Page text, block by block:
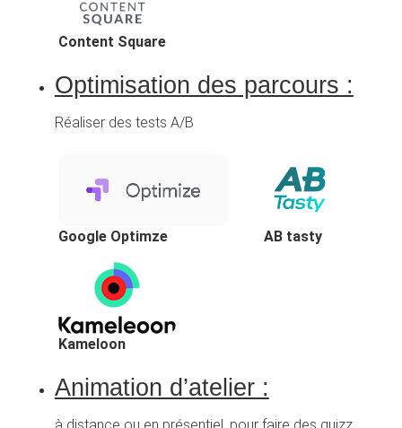
Content Square
Optimisation des parcours :
Réaliser des tests A/B
Google Optimze AB tasty
Kameloon
Animation d’atelier :